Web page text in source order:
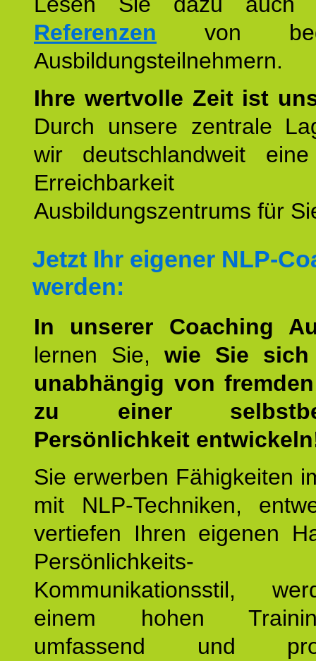
Referenzen von
Ausbildungsteilnehmern.
Ihre wertvolle Zeit ist
Durch unsere zentrale
wir deutschlandweit
Erreichbarkeit
Ausbildungszentrums für
Jetzt Ihr eigener NLP-
werden:
In unserer Coaching
lernen Sie, wie Sie
unabhängig von
zu einer
Persönlichkeit
Sie erwerben Fähigkeiten
mit NLP-Techniken,
vertiefen Ihren eigenen
Kommunikationsstil,
einem hohen
umfassend und